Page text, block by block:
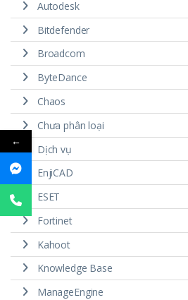
Autodesk
Bitdefender
Broadcom
ByteDance
Chaos
Chưa phân loại
Dịch vụ
EnjiCAD
ESET
Fortinet
Kahoot
Knowledge Base
ManageEngine
←